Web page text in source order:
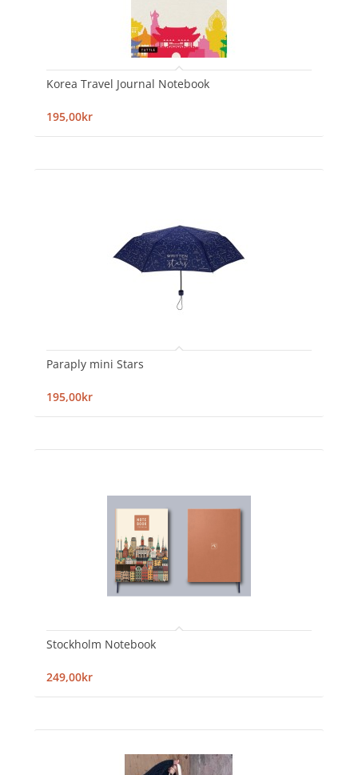
Korea Travel Journal Notebook
195,00kr
Paraply mini Stars
195,00kr
Stockholm Notebook
249,00kr